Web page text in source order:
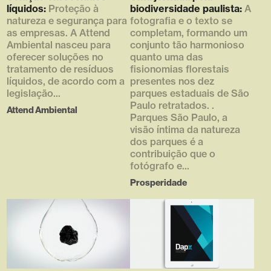
líquidos: Proteção à
natureza e segurança para
as empresas. A Attend
Ambiental nasceu para
oferecer soluções no
tratamento de resíduos
líquidos, de acordo com a
legislação...
Attend Ambiental
biodiversidade paulista: A
fotografia e o texto se
completam, formando um
conjunto tão harmonioso
quanto uma das
fisionomias florestais
presentes nos dez
parques estaduais de São
Paulo retratados. .
Parques São Paulo, a
visão íntima da natureza
dos parques é a
contribuição que o
fotógrafo e...
Prosperidade